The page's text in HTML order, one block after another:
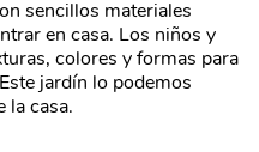
sencillos materiales
en casa. Los niños y
colores y formas para
jardín lo podemos
la casa.